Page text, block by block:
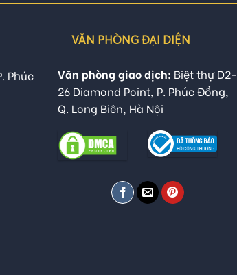
Phúc
VĂN PHÒNG ĐẠI DIỆN
Văn phòng giao dịch: Biệt thự D2-
26 Diamond Point, P. Phúc Đồng,
Q. Long Biên, Hà Nội